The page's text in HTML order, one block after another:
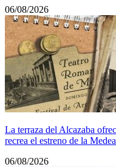
06/08/2026
La terraza del Alcazaba
recrea el estreno de la
06/08/2026